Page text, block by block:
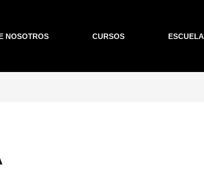
NOSOTROS CURSOS ESCUELA